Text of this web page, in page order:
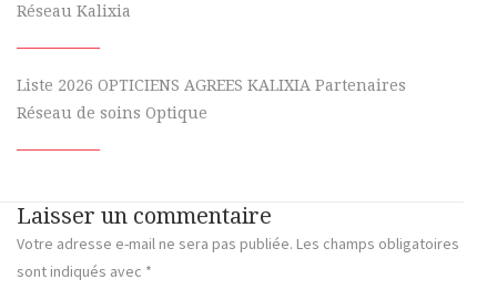
Réseau Kalixia
Liste 2026 OPTICIENS AGREES KALIXIA Partenaires
Réseau de soins Optique
Laisser un commentaire
Votre adresse e-mail ne sera pas publiée. Les champs obligatoires
sont indiqués avec *